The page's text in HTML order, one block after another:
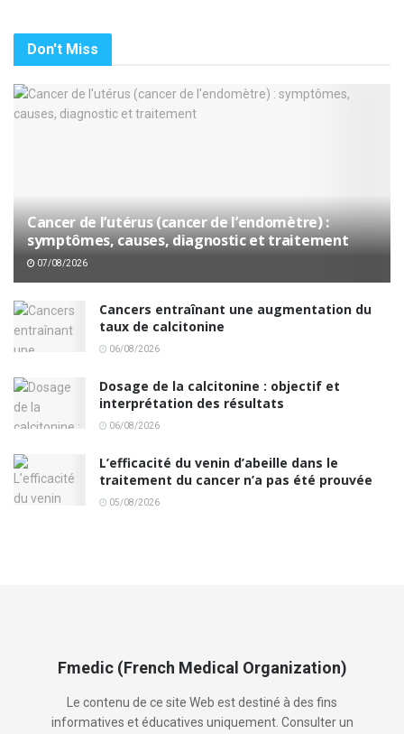
Don't Miss
Cancer de l’utérus (cancer de l’endomètre) :
symptômes, causes, diagnostic et traitement
07/08/2026
Cancers entraînant une augmentation du
taux de calcitonine
06/08/2026
Dosage de la calcitonine : objectif et
interprétation des résultats
06/08/2026
L’efficacité du venin d’abeille dans le
traitement du cancer n’a pas été prouvée
05/08/2026
Fmedic (French Medical Organization)
Le contenu de ce site Web est destiné à des fins
informatives et éducatives uniquement. Consulter un